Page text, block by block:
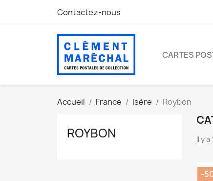
Contactez-nous
CARTES
Accueil France Isère Roybon
ROYBON Il y
-